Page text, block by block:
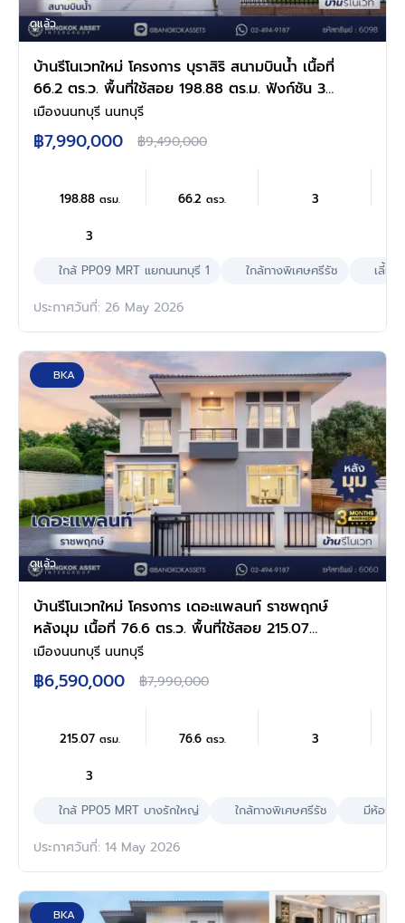
ดูแล้ว
บ้านรีโนเวทใหม่ โครงการ บุราสิริ สนามบินน้ำ เนื้อที่
66.2 ตร.ว. พื้นที่ใช้สอย 198.88 ตร.ม. ฟังก์ชัน 3
ห้องนอน 3 ห้องน้ำ จอดรถได้ 2 คัน บนทำเลเชื่อม
ต่อหลายเส้นทาง ใกล้เซ็นทรัล นอร์ทวิลล์ และ
รถไฟฟ้าสายสีม่วง "สถานีแยกนนทบุรี1"
เมืองนนทบุรี นนทบุรี
฿7,990,000 ฿9,490,000
198.88 ตรม. 66.2ตรว. 3
3
ใกล้ PP09 MRT แยกนนทบุรี 1
ใกล้ทางพิเศษศรีรัช เลี้ยง
ประกาศวันที่: 26 May 2026
BKA
ดูแล้ว
บ้านรีโนเวทใหม่ โครงการ เดอะแพลนท์ ราชพฤกษ์
หลังมุม เนื้อที่ 76.6 ตร.ว. พื้นที่ใช้สอย 215.07
ตร.ม. ฟังก์ชัน 4 ห้องนอน 3 ห้องน้ำ จอดรถได้ 2
คัน บนทำเลศักยภาพ เดินทางสะดวก ใกล้วงเวียน
พระราม5, The Walk, ทางด่วน ศรีรัช และรถไฟฟ้า
สายสีม่วง "สถานีบางรักใหญ่"
เมืองนนทบุรี นนทบุรี
฿6,590,000 ฿7,990,000
215.07 ตรม. 76.6 ตรว. 3
3
ใกล้ PP05 MRT บางรักใหญ่
ใกล้ทางพิเศษศรีรัช มีห้องน
ประกาศวันที่: 14 May 2026
BKA